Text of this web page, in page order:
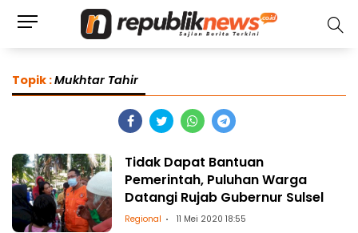
Topik :Mukhtar Tahir
Tidak Dapat Bantuan
Pemerintah, Puluhan Warga
Datangi Rujab Gubernur Sulsel
Regional 11 Mei 2020 18:55